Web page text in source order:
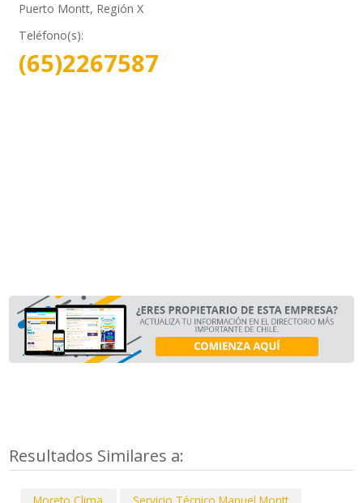
Puerto Montt, Región X
Teléfono(s):
(65)2267587
Resultados Similares a: